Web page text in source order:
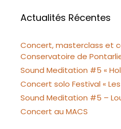
Actualités Récentes
Concert, masterclass et
Conservatoire de
Sound Meditation #5 «
Concert solo Festival «
Sound Meditation #5 –
Concert au MACS